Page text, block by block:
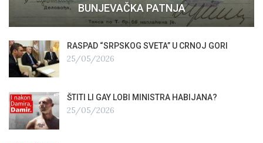
BUNJEVAČKA PATNJA
RASPAD “SRPSKOG SVETA” U CRNOJ GORI
25/05/2026
ŠTITI LI GAY LOBI MINISTRA HABIJANA?
25/05/2026